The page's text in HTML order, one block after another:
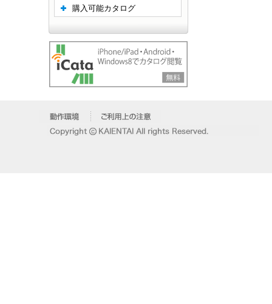
購入可能カタログ